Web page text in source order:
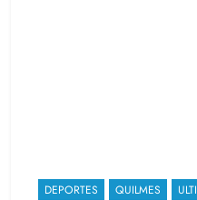
DEPORTES QUILMES